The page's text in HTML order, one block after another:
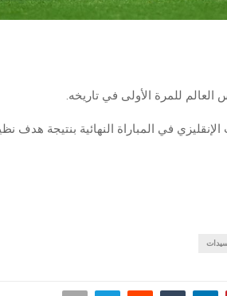
للمرة الأولى في تاريخه.
في المباراة النهائية بنتيجة هدف